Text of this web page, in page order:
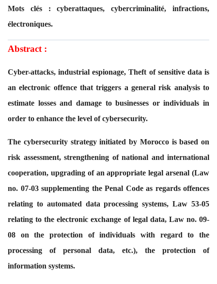
Mots clés : cyberattaques, cybercriminalité, infractions,
électroniques.
Abstract :
Cyber-attacks, industrial espionage, Theft of sensitive data is
an electronic offence that triggers a general risk analysis to
estimate losses and damage to businesses or individuals in
order to enhance the level of cybersecurity.
The cybersecurity strategy initiated by Morocco is based on
risk assessment, strengthening of national and international
cooperation, upgrading of an appropriate legal arsenal (Law
no. 07-03 supplementing the Penal Code as regards offences
relating to automated data processing systems, Law 53-05
relating to the electronic exchange of legal data, Law no. 09-
08 on the protection of individuals with regard to the
processing of personal data, etc.), the protection of
information systems.